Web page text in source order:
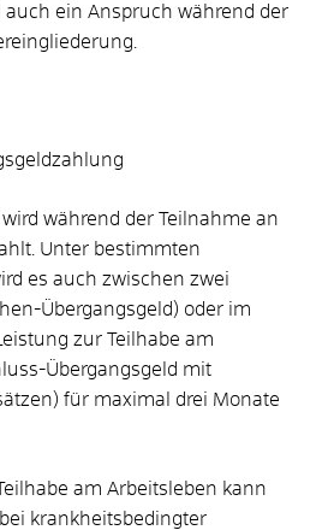
auch ein Anspruch während der
während der Teilnahme an
Unter bestimmten
es auch zwischen zwei
Übergangsgeld) oder im
zur Teilhabe am
Übergangsgeld mit
für maximal drei Monate
am Arbeitsleben kann
krankheitsbedingter